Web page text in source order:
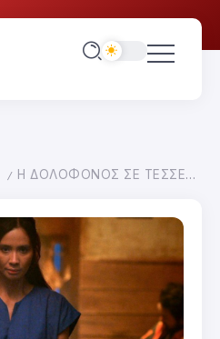
/ Η ΔΟΛΟΦΟΝΟΣ ΣΕ ΤΕΣΣΕΡΙΣ ΠΡΑΞΕΙΣ